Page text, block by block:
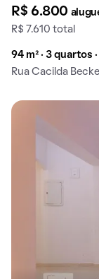
R$ 6.800
R$ 7.610 total
94 m² · 3 quartos
Rua Cacilda